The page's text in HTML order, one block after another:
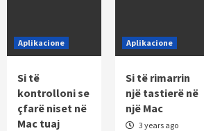
Aplikacione
Si të
kontrolloni se
çfarë niset në
Mac tuaj
Aplikacione
Si të rimarrin
një tastierë në
një Mac
3 years ago